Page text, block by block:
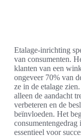
Etalage-inrichting
van consumenten.
klanten van een
ongeveer 70% van
ze in de etalage
alleen de aandacht
verbeteren en de
beïnvloeden. Het
essentieel voor